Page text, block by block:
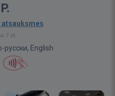
atsauksmes
7 st.
русски, English